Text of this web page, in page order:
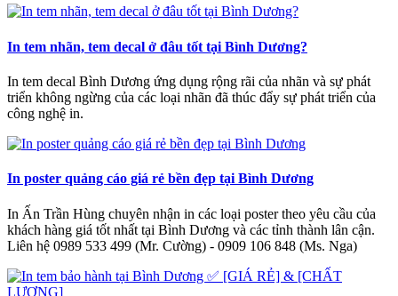
In tem nhãn, tem decal ở đâu tốt tại Bình Dương?
In tem decal Bình Dương ứng dụng rộng rãi của nhãn và sự phát
triển không ngừng của các loại nhãn đã thúc đẩy sự phát triển của
công nghệ in.
In poster quảng cáo giá rẻ bền đẹp tại Bình Dương
In Ấn Trần Hùng chuyên nhận in các loại poster theo yêu cầu của
khách hàng giá tốt nhất tại Bình Dương và các tỉnh thành lân cận.
Liên hệ 0989 533 499 (Mr. Cường) - 0909 106 848 (Ms. Nga)